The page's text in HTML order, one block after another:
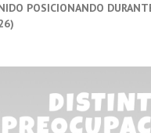
POSICIONANDO